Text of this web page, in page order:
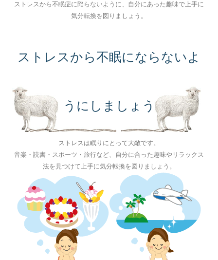
ストレスから不眠症に陥らないように、自分にあった趣味で上手に
気分転換を図りましょう。
ストレスから不眠にならないよ
うにしましょう
ストレスは眠りにとって大敵です。
音楽・読書・スポーツ・旅行など、自分に合った趣味やリラックス
法を見つけて上手に気分転換を図りましょう。